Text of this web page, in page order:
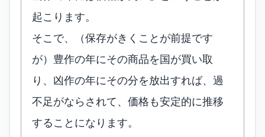
起こります。
そこで、（保存がきくことが前提です
が）豊作の年にその商品を国が買い取
り、凶作の年にその分を放出すれば、過
不足がならされて、価格も安定的に推移
することになります。